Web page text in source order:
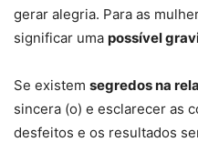
gerar alegria. Para as
significar uma possível
Se existem segredos na
sincera (o) e esclarecer as
desfeitos e os resultados